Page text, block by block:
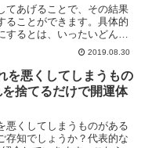
てあげることで、その結果
ることができます。具体的
するとは、いったいどんな
か？魂を元気にする方法に
2019.08.30
を悪くしてしまうもの
捨てるだけで開運体
悪くしてしまうものがある
存知でしょうか？代表的な